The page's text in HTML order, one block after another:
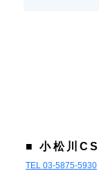
■ 小松川CS
TEL 03-5875-5930